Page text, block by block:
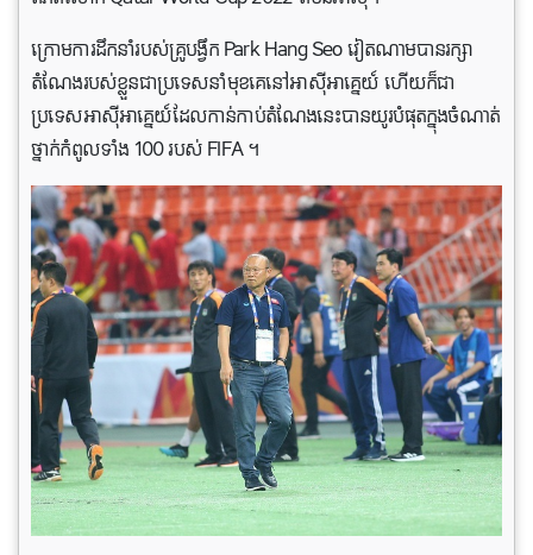
ក្រោមការដឹកនាំរបស់គ្រូបង្វឹក Park Hang Seo វៀតណាមបានរក្សា
តំណែងរបស់ខ្លួនជាប្រទេសនាំមុខគេនៅអាស៊ីអាគ្នេយ៍ ហើយក៏ជា
ប្រទេសអាស៊ីអាគ្នេយ៍ដែលកាន់កាប់តំណែងនេះបានយូរបំផុតក្នុងចំណាត់
ថ្នាក់កំពូលទាំង 100 របស់ FIFA ។